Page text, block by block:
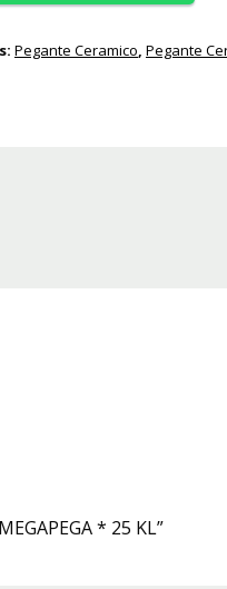
Pegante Ceramico, Pegante
* 25 KL”